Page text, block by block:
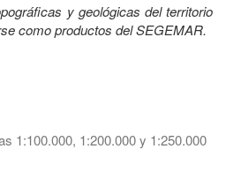
y geológicas del territorio
como productos del SEGEMAR.
1:100.000, 1:200.000 y 1:250.000